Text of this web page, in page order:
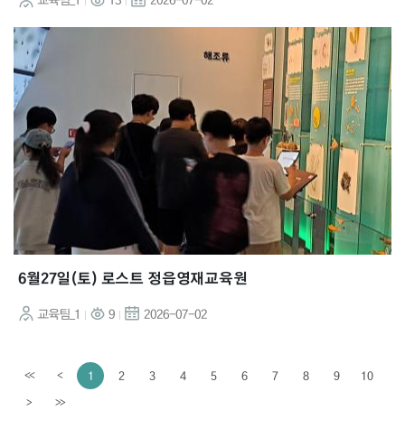
6월27일(토) 로스트 정읍영재교육원
교육팀_1 9 2026-07-02
<< <이전페이지
1 2 3 4 5 6 7 8 9 10
>다음페이지
>>